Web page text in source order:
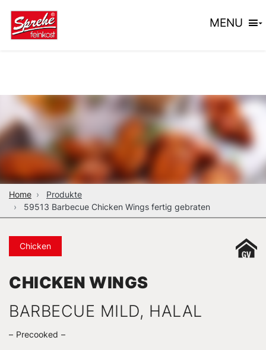
MENU
Home
Produkte
59513 Barbecue Chicken Wings fertig gebraten
Chicken
CHICKEN WINGS
BARBECUE MILD, HALAL
Precooked